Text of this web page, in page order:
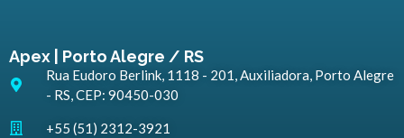
Apex | Porto Alegre / RS
Rua Eudoro Berlink, 1118 - 201, Auxiliadora, Porto Alegre
- RS, CEP: 90450-030
+55 (51) 2312-3921